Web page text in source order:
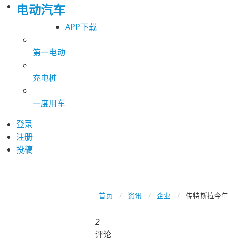
电动汽车
APP下载
第一电动
充电桩
一度用车
登录
注册
投稿
首页 资讯 企业 传特斯拉今
2
评论